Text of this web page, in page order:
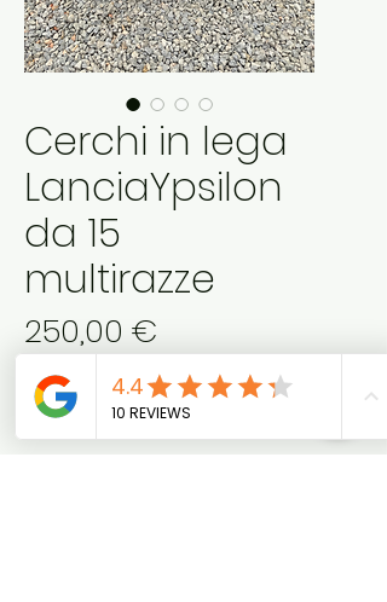
Cerchi in lega
LanciaYpsilon
da 15
multirazze
250,00 €
Cerchi Lancia Ypsilon da 15
originali con gomme usate